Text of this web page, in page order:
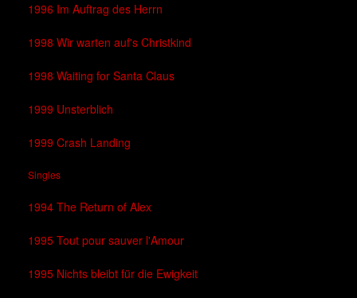
1996 Im Auftrag des Herrn
1998 Wir warten auf's Christkind
1998 Waiting for Santa Claus
1999 Unsterblich
1999 Crash Landing
Singles
1994 The Return of Alex
1995 Tout pour sauver l'Amour
1995 Nichts bleibt für die Ewigkeit